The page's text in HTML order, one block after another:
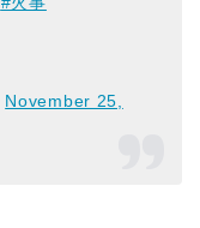
November 25,